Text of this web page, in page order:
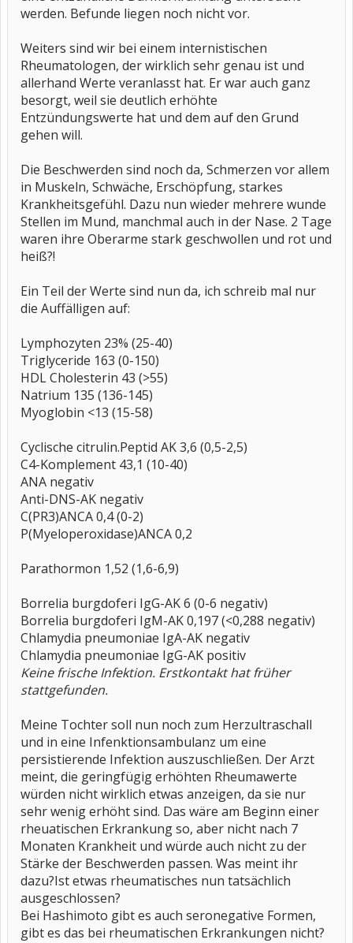
werden. Befunde liegen noch nicht vor.
Weiters sind wir bei einem internistischen
Rheumatologen, der wirklich sehr genau ist und
allerhand Werte veranlasst hat. Er war auch ganz
besorgt, weil sie deutlich erhöhte
Entzündungswerte hat und dem auf den Grund
gehen will.
Die Beschwerden sind noch da, Schmerzen vor allem
in Muskeln, Schwäche, Erschöpfung, starkes
Krankheitsgefühl. Dazu nun wieder mehrere wunde
Stellen im Mund, manchmal auch in der Nase. 2 Tage
waren ihre Oberarme stark geschwollen und rot und
heiß?!
Ein Teil der Werte sind nun da, ich schreib mal nur
die Auffälligen auf:
Lymphozyten 23% (25-40)
Triglyceride 163 (0-150)
HDL Cholesterin 43 (>55)
Natrium 135 (136-145)
Myoglobin <13 (15-58)
Cyclische citrulin.Peptid AK 3,6 (0,5-2,5)
C4-Komplement 43,1 (10-40)
ANA negativ
Anti-DNS-AK negativ
C(PR3)ANCA 0,4 (0-2)
P(Myeloperoxidase)ANCA 0,2
Parathormon 1,52 (1,6-6,9)
Borrelia burgdoferi IgG-AK 6 (0-6 negativ)
Borrelia burgdoferi IgM-AK 0,197 (<0,288 negativ)
Chlamydia pneumoniae IgA-AK negativ
Chlamydia pneumoniae IgG-AK positiv
Keine frische Infektion. Erstkontakt hat früher
stattgefunden.
Meine Tochter soll nun noch zum Herzultraschall
und in eine Infenktionsambulanz um eine
persistierende Infektion auszuschließen. Der Arzt
meint, die geringfügig erhöhten Rheumawerte
würden nicht wirklich etwas anzeigen, da sie nur
sehr wenig erhöht sind. Das wäre am Beginn einer
rheuatischen Erkrankung so, aber nicht nach 7
Monaten Krankheit und würde auch nicht zu der
Stärke der Beschwerden passen. Was meint ihr
dazu?Ist etwas rheumatisches nun tatsächlich
ausgeschlossen?
Bei Hashimoto gibt es auch seronegative Formen,
gibt es das bei rheumatischen Erkrankungen nicht?